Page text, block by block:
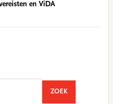
en ViDA
ZOEKSEARCH